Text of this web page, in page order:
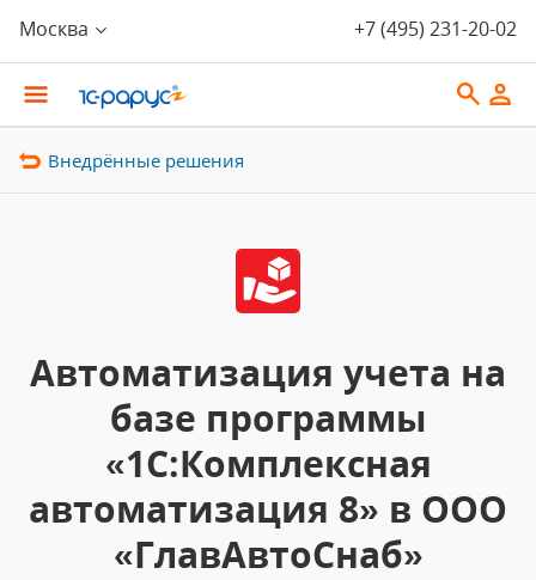
Москва +7 (495) 231-20-02
Внедрённые решения
Автоматизация учета на
базе программы
«1С:Комплексная
автоматизация 8» в ООО
«ГлавАвтоСнаб»